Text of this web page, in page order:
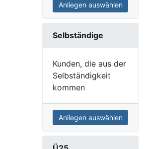
Anliegen auswählen
Selbständige
Kunden, die aus der
Selbständigkeit
kommen
Anliegen auswählen